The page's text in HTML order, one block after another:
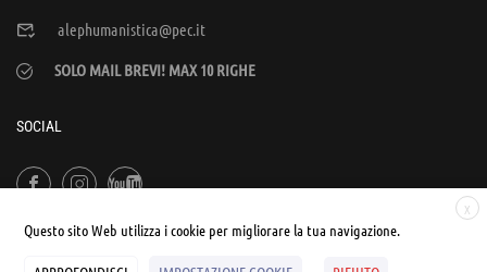
alephumanistica@pec.it
SOLO MAIL BREVI! MAX 10 RIGHE
SOCIAL
X
Questo sito Web utilizza i cookie per migliorare la tua navigazione.